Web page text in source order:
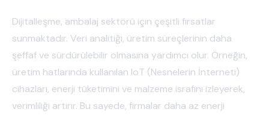
Dijitalleşme, ambalaj sektörü için çeşitli fırsatlar
sunmaktadır. Veri analitiği, üretim süreçlerinin daha
şeffaf ve sürdürülebilir olmasına yardımcı olur. Örneğin,
üretim hatlarında kullanılan IoT (Nesnelerin İnterneti)
cihazları, enerji tüketimini ve malzeme israfını izleyerek,
verimliliği artırır. Bu sayede, firmalar daha az enerji